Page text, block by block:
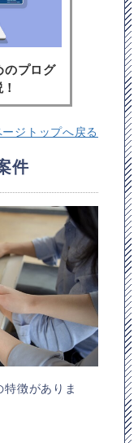
のプログ
ジトップへ戻る
件
徴がありま